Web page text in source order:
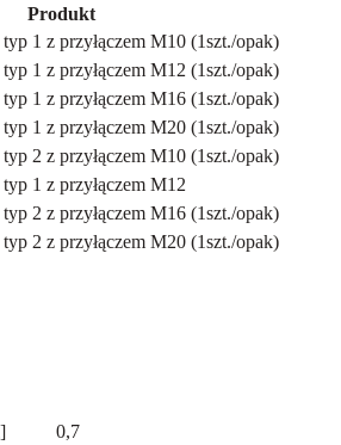
Produkt
1 z przyłączem M10 (1szt./opak)
1 z przyłączem M12 (1szt./opak)
1 z przyłączem M16 (1szt./opak)
1 z przyłączem M20 (1szt./opak)
2 z przyłączem M10 (1szt./opak)
1 z przyłączem M12
2 z przyłączem M16 (1szt./opak)
2 z przyłączem M20 (1szt./opak)
0,7